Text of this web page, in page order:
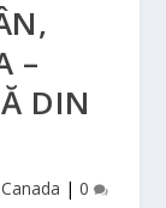
–
DIN
Canada | 0